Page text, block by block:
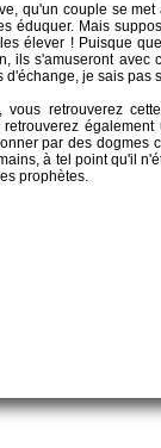
qu'un couple se
éduquer. Mais
élever ! Puisque
ils s'amuseront avec
je sais pas
retrouverez
par des dogmes
à tel point qu'il
prophètes.